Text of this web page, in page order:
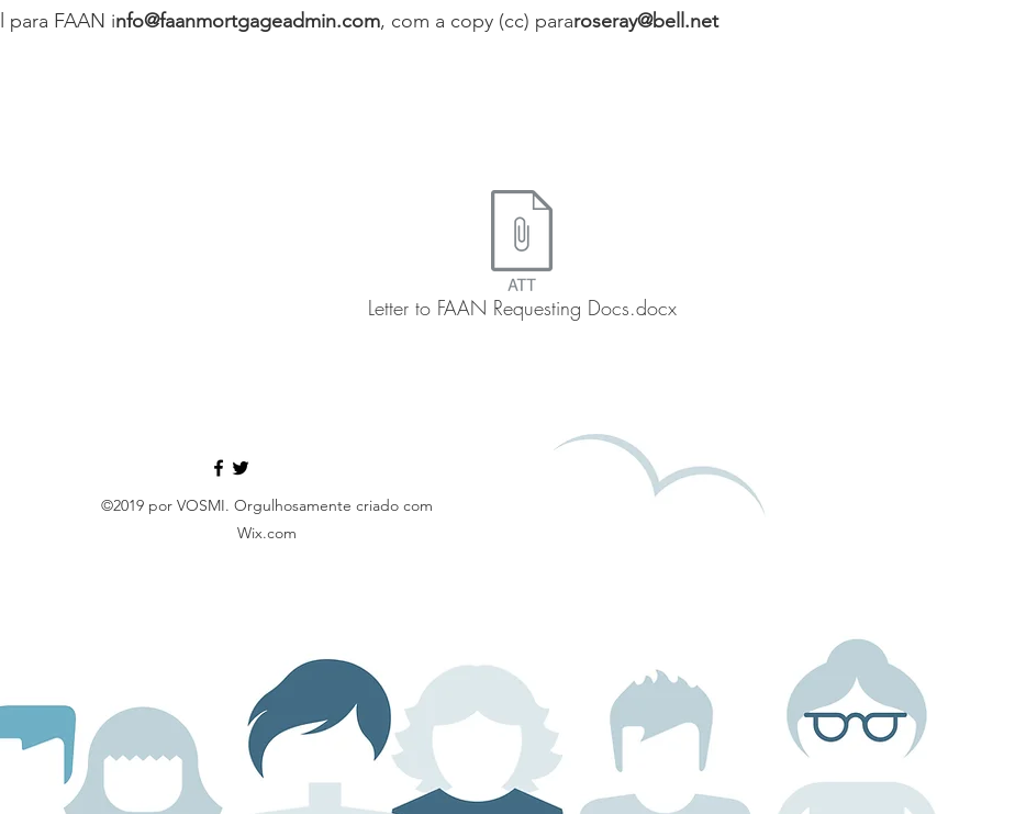
para FAAN info@faanmortgageadmin.com, com a copy (cc) pararoseray@bell.net
Letter to FAAN Requesting Docs.docx
©2019 por VOSMI. Orgulhosamente criado com
Wix.com